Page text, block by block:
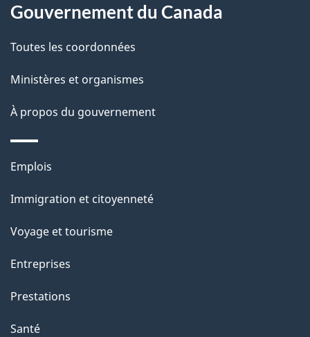
i
l
s
d
e
l
a
p
a
g
e
propos
de
ce
site
Gouvernement du Canada
Toutes les coordonnées
Ministères et organismes
À propos du gouvernement
Thèmes
sujets
Emplois
Immigration et citoyenneté
Voyage et tourisme
Entreprises
Prestations
Santé